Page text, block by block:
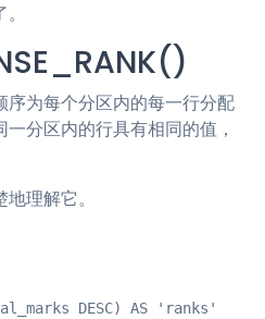
序为每个分区内的每一行分配
分区内的行具有相同的值，
理解它。
DESC) AS 'ranks'